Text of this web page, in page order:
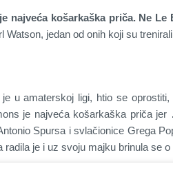
najveća košarkaška priča. Ne
Watson, jedan od onih koji su
je u amaterskoj ligi, htio se
je najveća košarkaška priča
Spursa i svlačionice Grega
radila je i uz svoju majku brinula se